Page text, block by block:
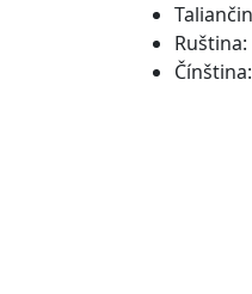
Ruština:
Čínština: